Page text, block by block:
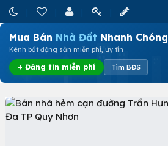
Mua Bán Nhà Đất Nhanh Chóng
Kênh bất động sản miễn phí, uy tín
+ Đăng tin miễn phí Tìm BĐS